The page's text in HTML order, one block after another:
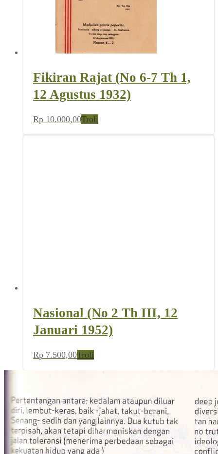
Fikiran Rajat (No 6-7 Th 1,
12 Agustus 1932)
Rp 10.000,00Troli
Nasional (No 2 Th III, 12
Januari 1952)
Rp 7.500,00Troli